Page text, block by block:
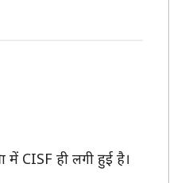
में CISF ही लगी हुई है।